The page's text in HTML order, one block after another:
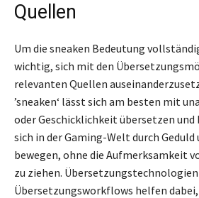
Quellen
Um die sneaken Bedeutung
wichtig, sich mit den
relevanten Quellen
’sneaken‘ lässt sich am besten mit
oder Geschicklichkeit übersetzen
sich in der Gaming-Welt durch Geduld
bewegen, ohne die Aufmerksamkeit
zu ziehen.
Übersetzungsworkflows helfen